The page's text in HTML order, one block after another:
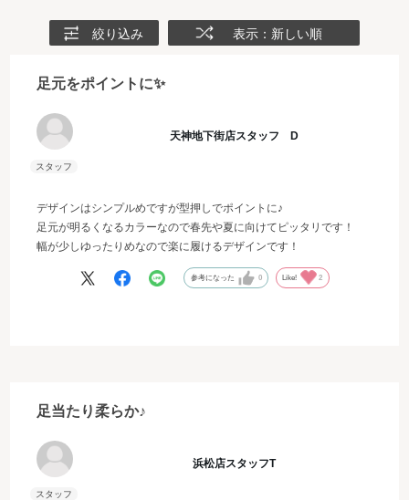
絞り込み 表示：新しい順
足元をポイントに✨
天神地下街店スタッフ D
デザインはシンプルめですが型押しでポイントに♪
足元が明るくなるカラーなので春先や夏に向けてピッタリです！
幅が少しゆったりめなので楽に履けるデザインです！
参考になった 0 Like! 2
足当たり柔らか♪
浜松店スタッフT